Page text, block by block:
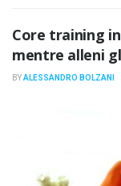
Core training
mentre alleni
BYALESSANDRO BOLZANI